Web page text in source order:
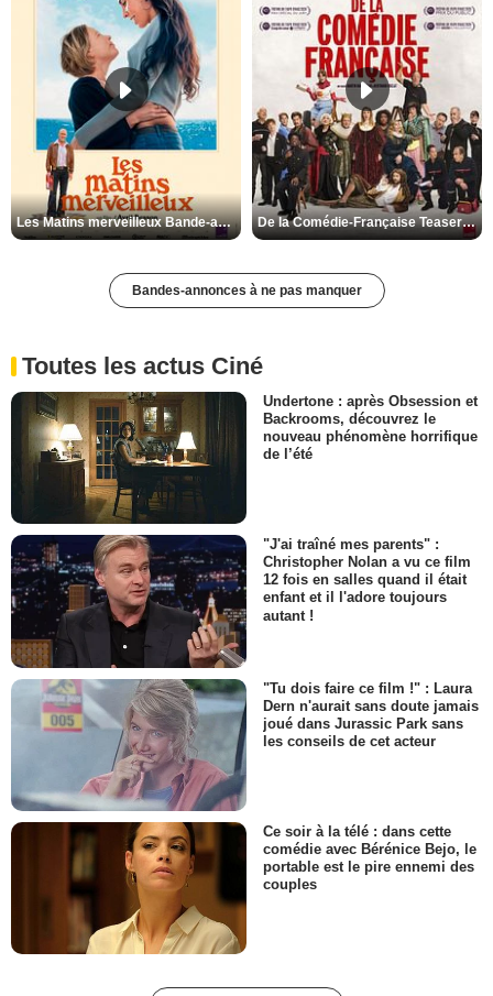
Les Matins merveilleux Bande-annonce VF De la Comédie-Française Teaser VF
Bandes-annonces à ne pas manquer
Toutes les actus Ciné
Undertone : après Obsession et
Backrooms, découvrez le
nouveau phénomène horrifique
de l’été
"J'ai traîné mes parents" :
Christopher Nolan a vu ce film
12 fois en salles quand il était
enfant et il l'adore toujours
autant !
"Tu dois faire ce film !" : Laura
Dern n'aurait sans doute jamais
joué dans Jurassic Park sans
les conseils de cet acteur
Ce soir à la télé : dans cette
comédie avec Bérénice Bejo, le
portable est le pire ennemi des
couples